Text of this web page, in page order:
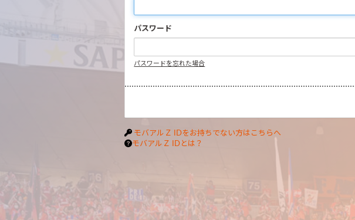
パスワード
パスワードを忘れた場合
モバアルＺ IDをお持ちでない方はこちらへ
モバアルＺ IDとは？